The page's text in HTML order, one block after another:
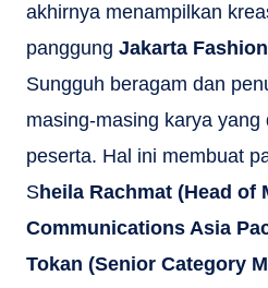
akhirnya menampilkan
panggung Jakarta
Sungguh beragam dan
masing-masing karya yang
peserta. Hal ini membuat
Sheila Rachmat (Head of
Communications Asia
Tokan (Senior Category